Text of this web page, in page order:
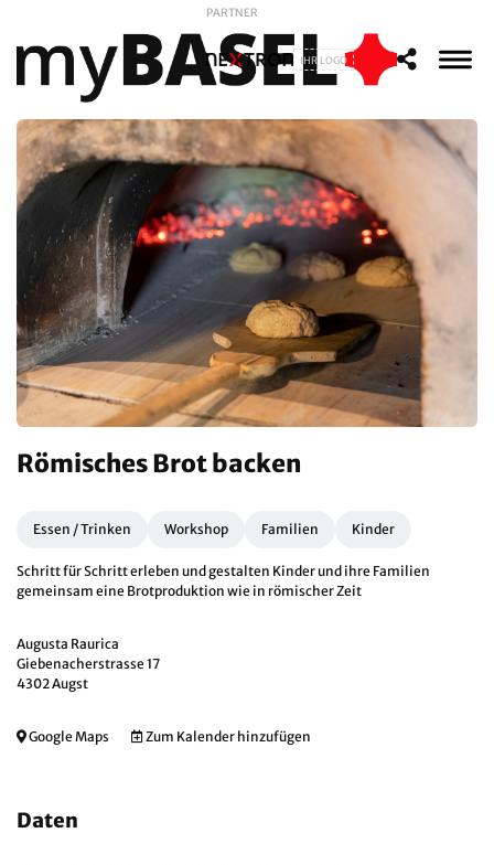
PARTNER
IHR LOGO
Römisches Brot backen
Essen / Trinken Workshop Familien Kinder
Schritt für Schritt erleben und gestalten Kinder und ihre Familien
gemeinsam eine Brotproduktion wie in römischer Zeit
Augusta Raurica
Giebenacherstrasse 17
4302 Augst
Google Maps Zum Kalender hinzufügen
Daten